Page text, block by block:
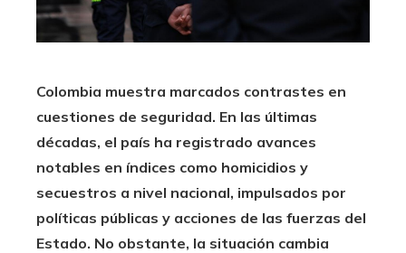
Colombia muestra marcados contrastes en
cuestiones de seguridad. En las últimas
décadas, el país ha registrado avances
notables en índices como homicidios y
secuestros a nivel nacional, impulsados por
políticas públicas y acciones de las fuerzas del
Estado. No obstante, la situación cambia